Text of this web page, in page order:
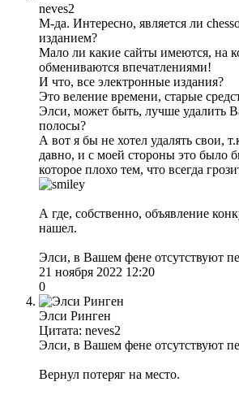
neves2
М-да. Интересно, является ли
изданием?
Мало ли какие сайты имеются, на
обмениваются впечатлениями!
И что, все электронные издания?
Это веление времени, старые
Элси, может быть, лучше удалить
полосы?
А вот я бы не хотел удалять свои,
давно, и с моей стороны это было
которое плохо тем, что всегда
А где, собственно, объявление
нашел.
Элси, в Вашем фене отсутствуют
21 ноября 2022 12:20
0
Элси Ринген
Цитата: neves2
Элси, в Вашем фене отсутствуют
Вернул потеряг на место.